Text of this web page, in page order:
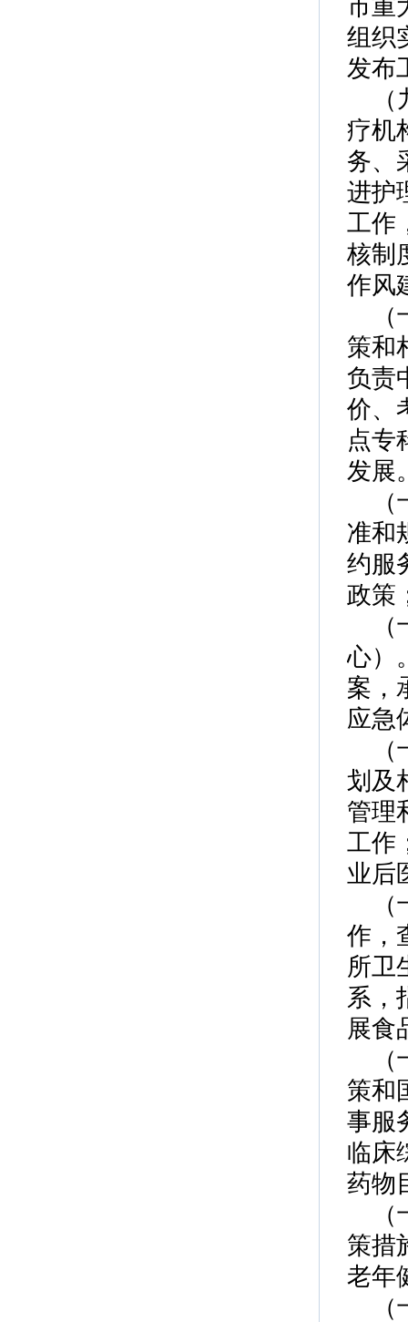
市重
组织
发布
疗机
务、
进护
工作
核制
作风
策和
负责
价、
点专
发展
准和
约服
政策
心）
案，
应急
划及
管理
工作
业后
作，
所卫
系，
展食
策和
事服
临床
药物
策措
老年